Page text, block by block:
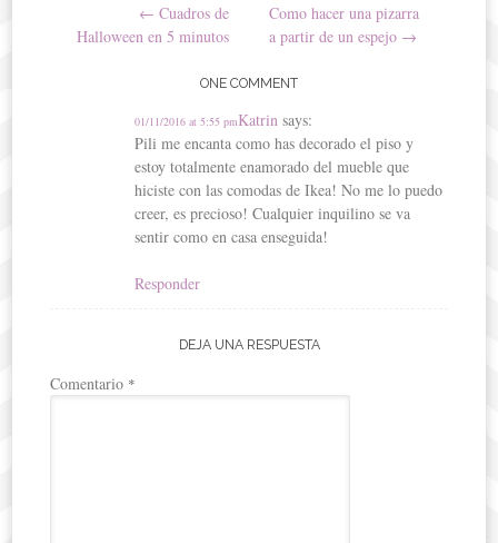
navigation
← Cuadros de
Halloween en 5 minutos
Como hacer una pizarra
a partir de un espejo →
ONE COMMENT
Katrin says:
01/11/2016 at 5:55 pm
Pili me encanta como has decorado el piso y
estoy totalmente enamorado del mueble que
hiciste con las comodas de Ikea! No me lo puedo
creer, es precioso! Cualquier inquilino se va
sentir como en casa enseguida!
Responder
DEJA UNA RESPUESTA
Comentario *